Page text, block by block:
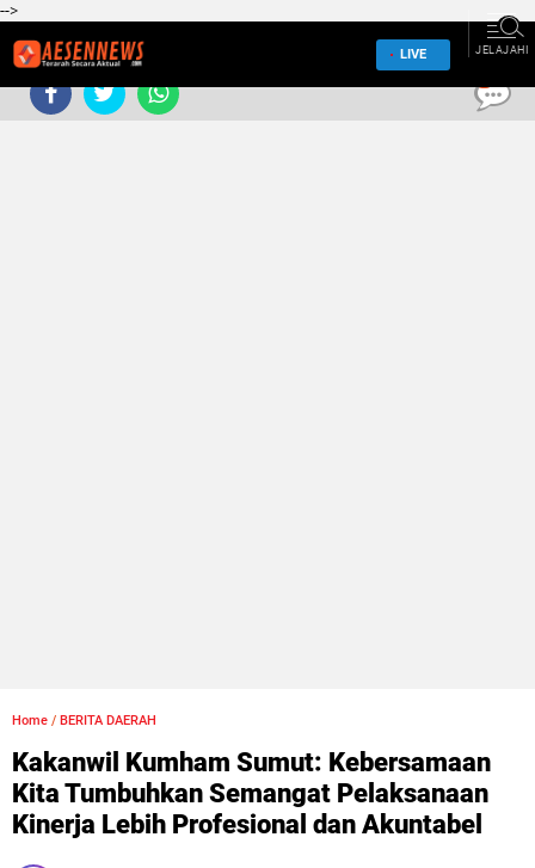
-->
LIVE JELAJAHI
Home / BERITA DAERAH
Kakanwil Kumham Sumut: Kebersamaan
Kita Tumbuhkan Semangat Pelaksanaan
Kinerja Lebih Profesional dan Akuntabel